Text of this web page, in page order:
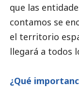
que las
contamos se
el territorio
llegará a todos
¿Qué